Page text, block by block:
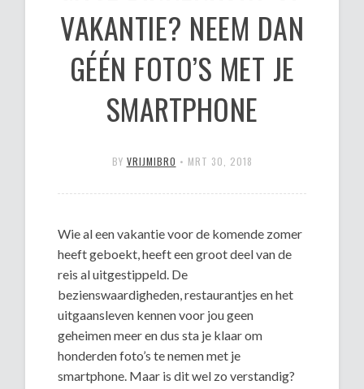
VAKANTIE? NEEM DAN
GÉÉN FOTO’S MET JE
SMARTPHONE
BY VRIJMIBRO • MRT 30, 2018
Wie al een vakantie voor de komende zomer
heeft geboekt, heeft een groot deel van de
reis al uitgestippeld. De
bezienswaardigheden, restaurantjes en het
uitgaansleven kennen voor jou geen
geheimen meer en dus sta je klaar om
honderden foto’s te nemen met je
smartphone. Maar is dit wel zo verstandig?